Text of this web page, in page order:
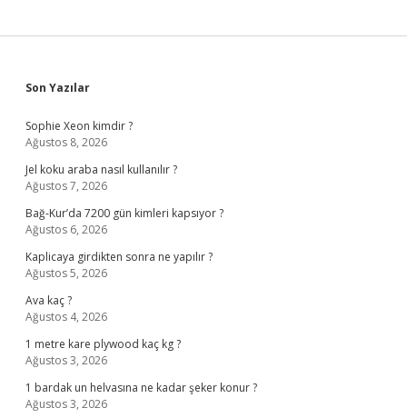
Sidebar
Son Yazılar
Sophie Xeon kimdir ?
Ağustos 8, 2026
Jel koku araba nasıl kullanılır ?
Ağustos 7, 2026
Bağ-Kur’da 7200 gün kimleri kapsıyor ?
Ağustos 6, 2026
Kaplicaya girdikten sonra ne yapılır ?
Ağustos 5, 2026
Ava kaç ?
Ağustos 4, 2026
1 metre kare plywood kaç kg ?
Ağustos 3, 2026
1 bardak un helvasına ne kadar şeker konur ?
Ağustos 3, 2026